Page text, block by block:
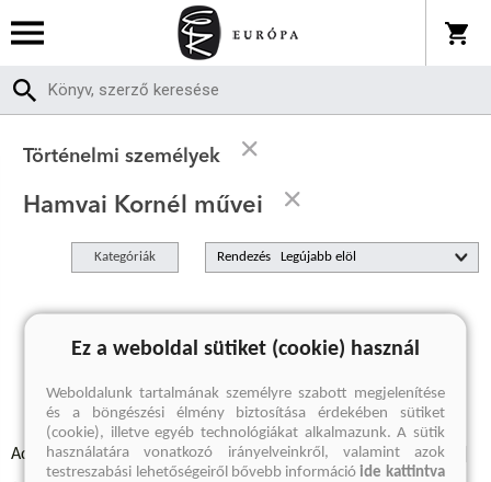
Történelmi személyek
Hamvai Kornél művei
Kategóriák Rendezés
A keresett kifejezésre nincs találat
Adatvédelmi szabályzatok Elállási felmondási nyilatkozat
Ez a weboldal sütiket (cookie) használ
Weboldalunk tartalmának személyre szabott megjelenítése
és a böngészési élmény biztosítása érdekében sütiket
(cookie), illetve egyéb technológiákat alkalmazunk. A sütik
használatára vonatkozó irányelveinkről, valamint azok
testreszabási lehetőségeiről bővebb információide kattintva